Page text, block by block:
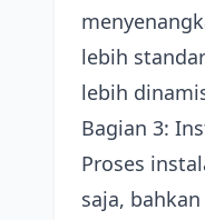
lebih
lebih
Bagian 3:
Proses
saja,